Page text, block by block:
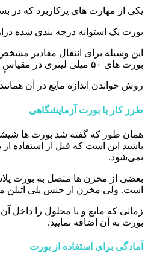
یکی از مهارت های پرکاربرد که در
بورت یک استوانه درجه بندی شده
بورت های ۵۰ میلی لیتری در مقیاسٍ ۱/۰ میلی لیتر درجه بندی شده اند.
روش خواندن اندازه مایع در آن
طرز کار با بورت آزمایشگاهی
همان طور که گفته شد بورت ها شیشه
نمی‌شود.
بعضی از مخزن ها متصل به بورت
است. ولی مخزن از جنس پلی اتیلن
زمانی که مایع و یا محلول را داخل
بورت به آن اضافه نمایید.
آمادگی برای استفاده از بورت